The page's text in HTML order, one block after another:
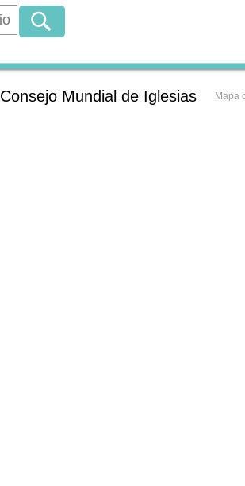
Consejo Mundial de Iglesias Mapa